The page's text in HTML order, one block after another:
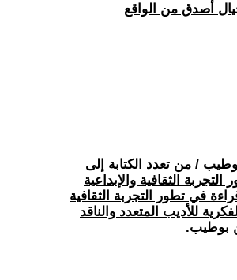
/ من تعدد الكتابة إلى
الثقافية والإبداعية
في تطور التجربة الثقافية
للأديب المتعدد والناقد
بوطيب.